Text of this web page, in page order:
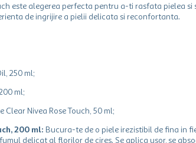
este alegerea perfecta pentru a-ti rasfata pielea
de ingrijire a pielii delicata si reconfortanta.
250 ml;
ml;
Nivea Rose Touch, 50 ml;
200 ml: Bucura-te de o piele irezistibil de fina in
delicat al florilor de cires. Se aplica usor, se